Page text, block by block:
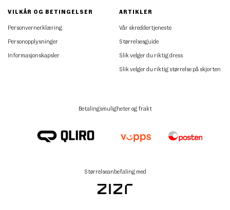
VILKÅR OG BETINGELSER
Personvernerklæring
Personopplysninger
Informasjonskapsler
ARTIKLER
Vår skreddertjeneste
Størrelsesguide
Slik velger du riktig dress
Slik velger du riktig størrelse på skjorten
Betalingsmuligheter og frakt
Størrelseanbefaling med